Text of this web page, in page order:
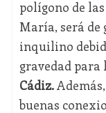
polígono de
María, será
inquilino
gravedad para
Cádiz.
buenas